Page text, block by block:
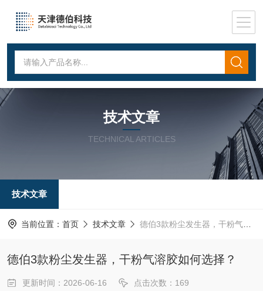
技术文章
TECHNICAL ARTICLES
技术文章
当前位置： 首页 技术文章 德伯3款粉尘发生器，干粉气溶胶如何选择？
德伯3款粉尘发生器，干粉气溶胶如何选择？
更新时间：2026-06-16 点击次数：169